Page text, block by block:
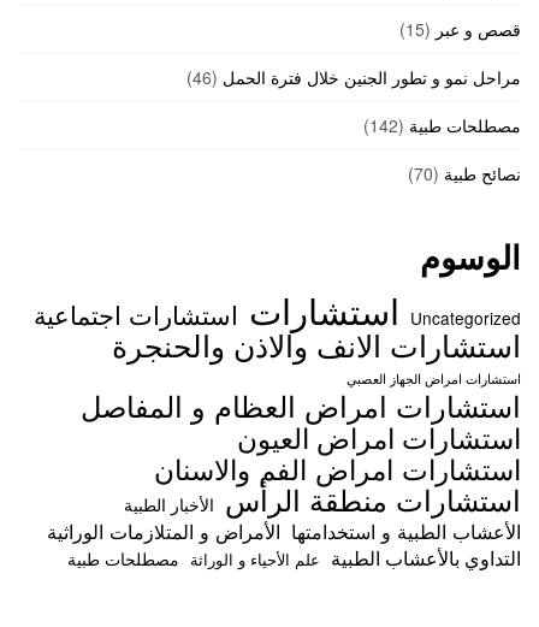
قصص و عبر (15)
مراحل نمو و تطور الجنين خلال فترة الحمل (46)
مصطلحات طبية (142)
نصائح طبية (70)
الوسوم
Uncategorized استشارات استشارات اجتماعية
استشارات الانف والاذن والحنجرة
استشارات امراض الجهاز العصبي
استشارات امراض العظام و المفاصل
استشارات امراض العيون
استشارات امراض الفم والاسنان
استشارات منطقة الرأس الأخبار الطبية
الأعشاب الطبية و استخدامتها الأمراض و المتلازمات الوراثية
التداوي بالأعشاب الطبية علم الأحياء و الوراثة مصطلحات طبية